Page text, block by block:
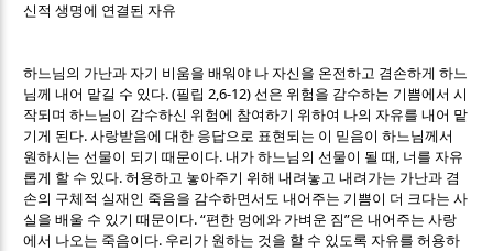
신적 생명에 연결된 자유
하느님의 가난과 자기 비움을 배워야 나 자신을 온전하고 겸손하게 하느
님께 내어 맡길 수 있다. (필립 2,6-12)선은 위험을 감수하는 기쁨에서 시
작되며 하느님이 감수하신 위험에 참여하기 위하여 나의 자유를 내어 맡
기게 된다.사랑받음에 대한 응답으로 표현되는 이 믿음이 하느님께서
원하시는 선물이 되기 때문이다.내가 하느님의 선물이 될 때 , 너를 자유
롭게 할 수 있다.허용하고 놓아주기 위해 내려놓고 내려가는 가난과 겸
손의 구체적 실재인 죽음을 감수하면서도 내어주는 기쁨이 더 크다는 사
실을 배울 수 있기 때문이다. “편한 멍에와 가벼운 짐”은 내어주는 사랑
에서 나오는 죽음이다. 우리가 원하는 것을 할 수 있도록 자유를 허용하
Sketchbook5, 스케치북5
Sketchbook5, 스케치북5